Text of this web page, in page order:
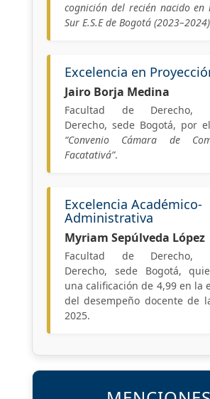
cognición del recién nacido en
Sur E.S.E de Bogotá
Excelencia en
Jairo Borja Medina
Facultad de Derecho,
Derecho, sede Bogotá, por
“Convenio Cámara de
Facatativá”.
Excelencia Académico-
Administrativa
Myriam Sepúlveda López
Facultad de Derecho,
Derecho, sede Bogotá,
una calificación de 4,99 en la
del desempeño docente de
2025.